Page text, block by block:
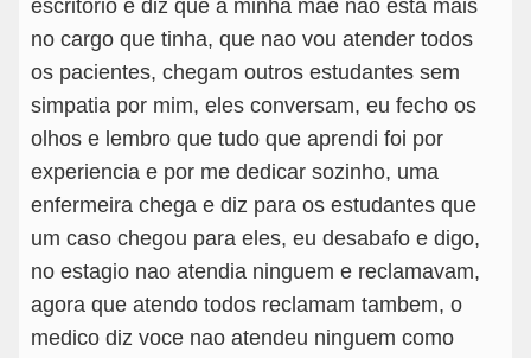
escritorio e diz que a minha mae nao esta mais
no cargo que tinha, que nao vou atender todos
os pacientes, chegam outros estudantes sem
simpatia por mim, eles conversam, eu fecho os
olhos e lembro que tudo que aprendi foi por
experiencia e por me dedicar sozinho, uma
enfermeira chega e diz para os estudantes que
um caso chegou para eles, eu desabafo e digo,
no estagio nao atendia ninguem e reclamavam,
agora que atendo todos reclamam tambem, o
medico diz voce nao atendeu ninguem como